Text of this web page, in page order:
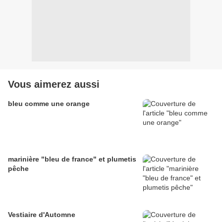
Vous aimerez aussi
bleu comme une orange
marinière "bleu de france" et plumetis
pêche
Vestiaire d'Automne